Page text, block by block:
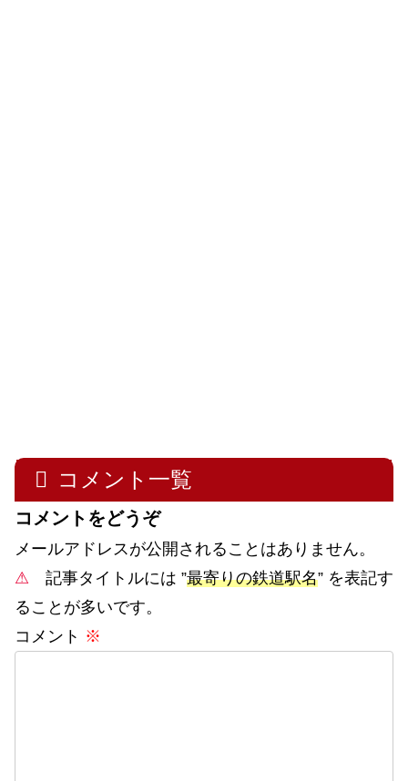
コメント一覧
コメントをどうぞ
メールアドレスが公開されることはありません。
⚠ 記事タイトルには ”最寄りの鉄道駅名” を表記す
ることが多いです。
コメント ※